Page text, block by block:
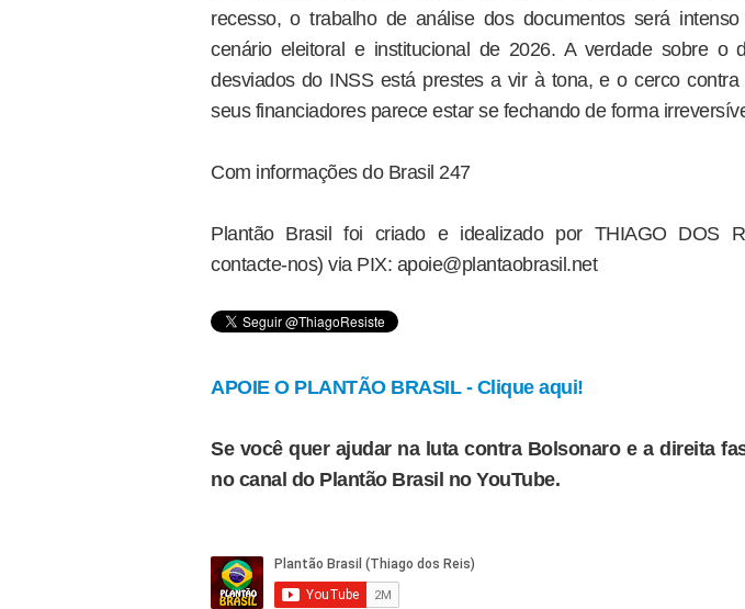
recesso, o trabalho de análise dos documentos será
cenário eleitoral e institucional de 2026. A verdade sobre o
desviados do INSS está prestes a vir à tona, e o cerco contra
seus financiadores parece estar se fechando de forma
Com informações do Brasil 247
Plantão Brasil foi criado e idealizado por THIAGO DOS
contacte-nos) via PIX: apoie@plantaobrasil.net
APOIE O PLANTÃO BRASIL - Clique aqui!
Se você quer ajudar na luta contra Bolsonaro e a direita
no canal do Plantão Brasil no YouTube.